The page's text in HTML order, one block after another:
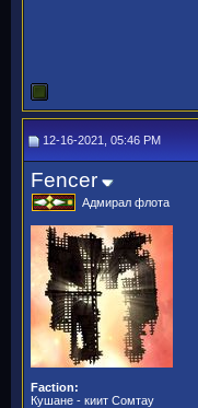
12-16-2021, 05:46 PM
Fencer
Адмирал флота
Faction:
Кушане - киит Сомтау